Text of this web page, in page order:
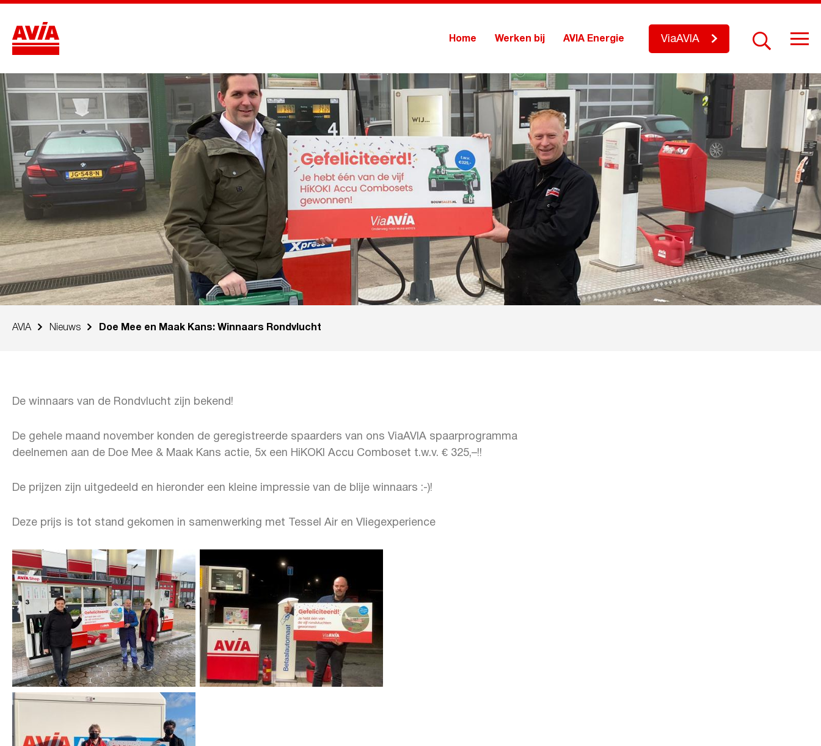
Home Werken bij AVIA Energie ViaAVIA
AVIA Nieuws Doe Mee en Maak Kans: Winnaars Rondvlucht
De winnaars van de Rondvlucht zijn bekend!
De gehele maand november konden de geregistreerde spaarders van ons ViaAVIA spaarprogramma
deelnemen aan de Doe Mee & Maak Kans actie, 5x een HiKOKI Accu Comboset t.w.v. € 325,–!!
De prijzen zijn uitgedeeld en hieronder een kleine impressie van de blije winnaars :-)!
Deze prijs is tot stand gekomen in samenwerking met Tessel Air en Vliegexperience